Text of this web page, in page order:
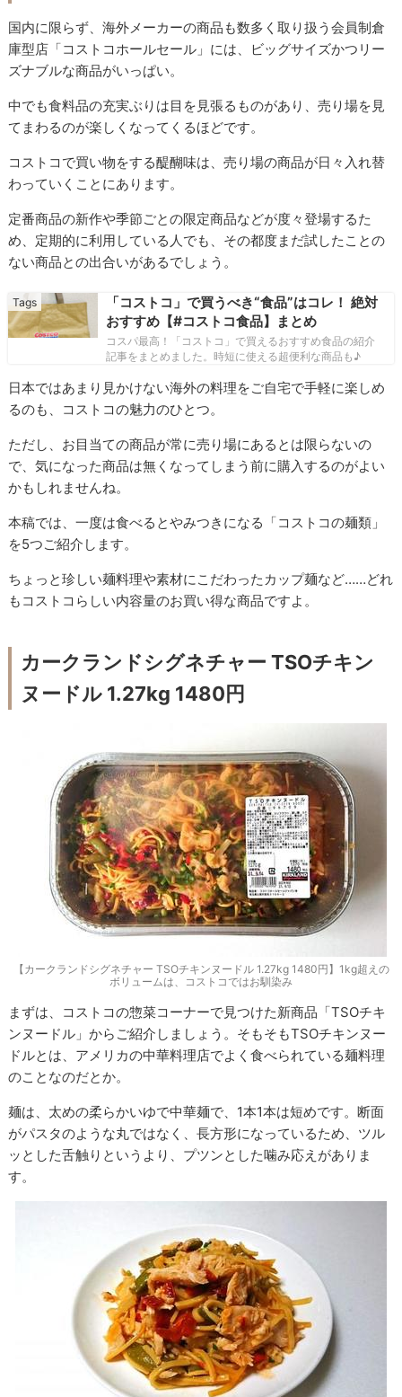
国内に限らず、海外メーカーの商品も数多く取り扱う会員制倉
庫型店「コストコホールセール」には、ビッグサイズかつリー
ズナブルな商品がいっぱい。
中でも食料品の充実ぶりは目を見張るものがあり、売り場を見
てまわるのが楽しくなってくるほどです。
コストコで買い物をする醍醐味は、売り場の商品が日々入れ替
わっていくことにあります。
定番商品の新作や季節ごとの限定商品などが度々登場するた
め、定期的に利用している人でも、その都度まだ試したことの
ない商品との出合いがあるでしょう。
「コストコ」で買うべき“食品”はコレ！ 絶対
おすすめ【#コストコ食品】まとめ
コスパ最高！「コストコ」で買えるおすすめ食品の紹介
記事をまとめました。時短に使える超便利な商品も♪
日本ではあまり見かけない海外の料理をご自宅で手軽に楽しめ
るのも、コストコの魅力のひとつ。
ただし、お目当ての商品が常に売り場にあるとは限らないの
で、気になった商品は無くなってしまう前に購入するのがよい
かもしれませんね。
本稿では、一度は食べるとやみつきになる「コストコの麺類」
を5つご紹介します。
ちょっと珍しい麺料理や素材にこだわったカップ麺など……どれ
もコストコらしい内容量のお買い得な商品ですよ。
カークランドシグネチャー TSOチキン
ヌードル 1.27kg 1480円
【カークランドシグネチャー TSOチキンヌードル 1.27kg 1480円】1kg超えの
ボリュームは、コストコではお馴染み
まずは、コストコの惣菜コーナーで見つけた新商品「TSOチキ
ンヌードル」からご紹介しましょう。そもそもTSOチキンヌー
ドルとは、アメリカの中華料理店でよく食べられている麺料理
のことなのだとか。
麺は、太めの柔らかいゆで中華麺で、1本1本は短めです。断面
がパスタのような丸ではなく、長方形になっているため、ツル
ッとした舌触りというより、プツンとした噛み応えがありま
す。